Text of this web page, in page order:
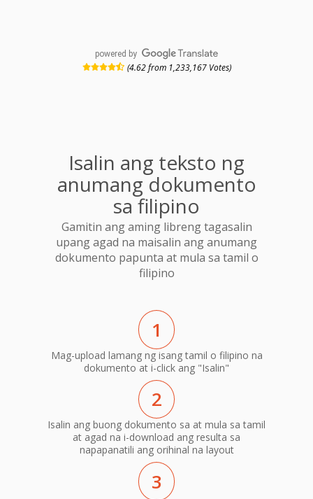
powered by
(4.62 from 1,233,167 Votes)
Isalin ang teksto ng
anumang dokumento
sa filipino
Gamitin ang aming libreng tagasalin
upang agad na maisalin ang anumang
dokumento papunta at mula sa tamil o
filipino
1
Mag-upload lamang ng isang tamil o filipino na
dokumento at i-click ang "Isalin"
2
Isalin ang buong dokumento sa at mula sa tamil
at agad na i-download ang resulta sa
napapanatili ang orihinal na layout
3